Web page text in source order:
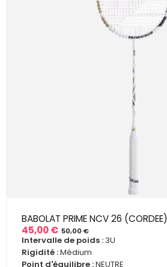
BABOLAT PRIME NCV 26 (CORDEE)
Prix
45,00 €
Prix
de
base
50,00 €
Intervalle de poids : 3U
Rigidité :Médium
Point d'équilibre :NEUTRE